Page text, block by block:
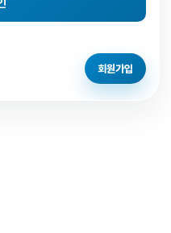
회원가입